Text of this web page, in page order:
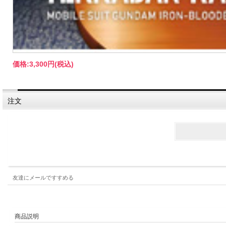
価格:3,300円(税込)
注文
友達にメールですすめる
商品説明